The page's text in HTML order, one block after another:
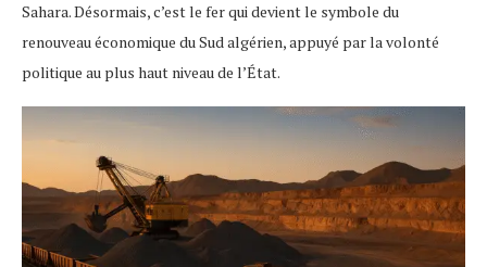
Sahara. Désormais, c’est le fer qui devient le symbole du
renouveau économique du Sud algérien, appuyé par la volonté
politique au plus haut niveau de l’État.